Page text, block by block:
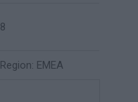
8
Region: EMEA